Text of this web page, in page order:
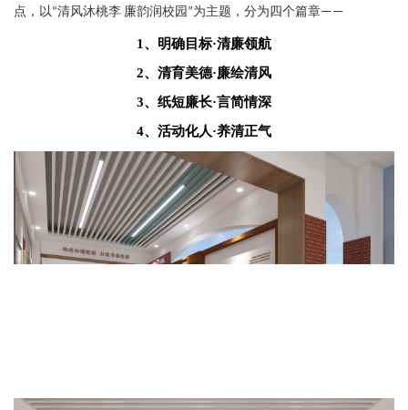
点，以“清风沐桃李 廉韵润校园”为主题，分为四个篇章——
1、明确目标·清廉领航
2、清育美德·廉绘清风
3、纸短廉长·言简情深
4、活动化人·养清正气